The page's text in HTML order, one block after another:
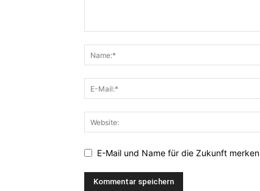
E-Mail und Name für die Zukunft merken